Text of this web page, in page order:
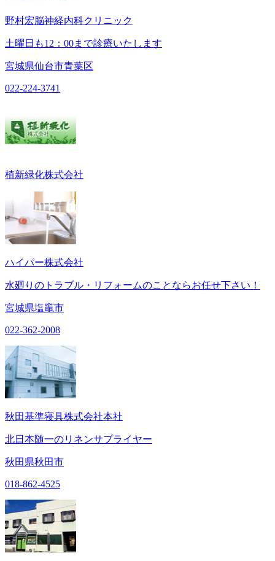
野村宏脳神経内科クリニック
土曜日も12：00まで診療いたします
宮城県仙台市青葉区
022-224-3741
植新緑化株式会社
ハイパー株式会社
水廻りのトラブル・リフォームのことならお任せ下さい！
宮城県塩竈市
022-362-2008
秋田基準寝具株式会社本社
北日本随一のリネンサプライヤー
秋田県秋田市
018-862-4525